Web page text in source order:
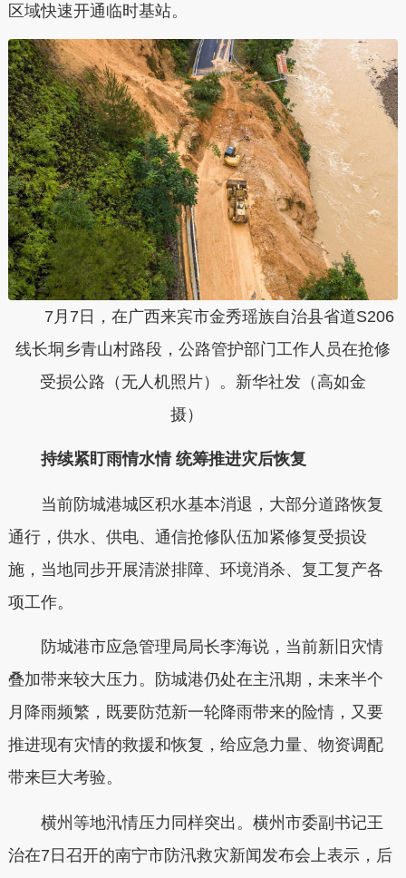
区域快速开通临时基站。
7月7日，在广西来宾市金秀瑶族自治县省道S206
线长垌乡青山村路段，公路管护部门工作人员在抢修
受损公路（无人机照片）。新华社发（高如金
摄）
持续紧盯雨情水情 统筹推进灾后恢复
当前防城港城区积水基本消退，大部分道路恢复
通行，供水、供电、通信抢修队伍加紧修复受损设
施，当地同步开展清淤排障、环境消杀、复工复产各
项工作。
防城港市应急管理局局长李海说，当前新旧灾情
叠加带来较大压力。防城港仍处在主汛期，未来半个
月降雨频繁，既要防范新一轮降雨带来的险情，又要
推进现有灾情的救援和恢复，给应急力量、物资调配
带来巨大考验。
横州等地汛情压力同样突出。横州市委副书记王
治在7日召开的南宁市防汛救灾新闻发布会上表示，后